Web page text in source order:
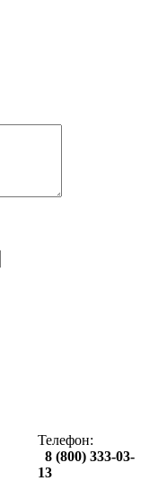
Телефон:
8 (800) 333-03-
13